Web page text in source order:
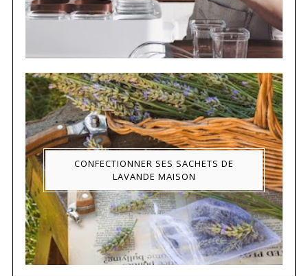
CONFECTIONNER SES SACHETS DE
LAVANDE MAISON